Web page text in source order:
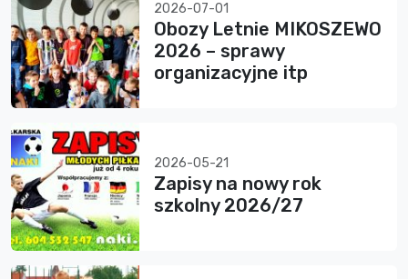
2026-07-01
Obozy Letnie MIKOSZEWO
2026 – sprawy
organizacyjne itp
2026-05-21
Zapisy na nowy rok
szkolny 2026/27